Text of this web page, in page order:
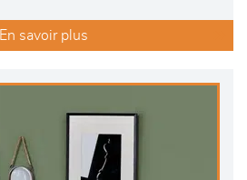
En savoir plus